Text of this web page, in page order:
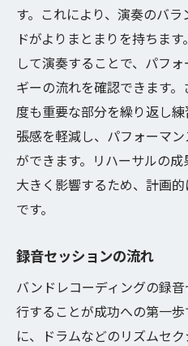
す。これにより、演奏のバ
ドがよりまとまりを持ちま
して演奏することで、パフ
ギーの流れを確認できます
度も重要な部分を繰り返し
張感を軽減し、パフォーマ
ができます。リハーサルの
大きく影響するため、計画
です。
録音セッションの流れ
バンドレコーディングの録
行することが成功への第一
に、ドラムなどのリズムセ